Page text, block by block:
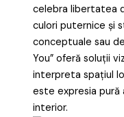
celebra libertatea
culori puternice și
conceptuale sau
You” oferă soluții
interpreta spațiul
este expresia
interior.